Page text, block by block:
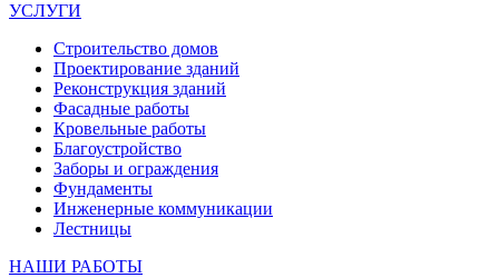
УСЛУГИ
Строительство домов
Проектирование зданий
Реконструкция зданий
Фасадные работы
Кровельные работы
Благоустройство
Заборы и ограждения
Фундаменты
Инженерные коммуникации
Лестницы
НАШИ РАБОТЫ